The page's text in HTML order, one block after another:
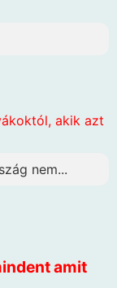
akik azt
nem...